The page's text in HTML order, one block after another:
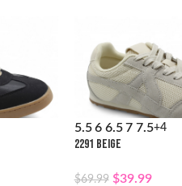
5.5 6 6.5 7 7.5+4
2291 BEIGE
$69.99 $39.99